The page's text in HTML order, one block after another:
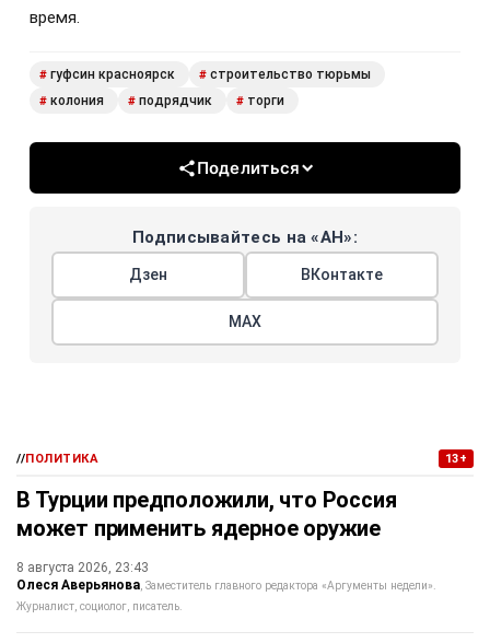
время.
# гуфсин красноярск # строительство тюрьмы
# колония # подрядчик # торги
Поделиться
Подписывайтесь на «АН»:
Дзен ВКонтакте
МАХ
//ПОЛИТИКА 13+
В Турции предположили, что Россия
может применить ядерное оружие
8 августа 2026, 23:43
Олеся Аверьянова Заместитель главного редактора «Аргументы недели».
Журналист, социолог, писатель.